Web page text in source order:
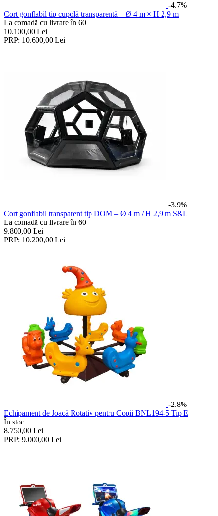
-4.7%
Cort gonflabil tip cupolă transparentă – Ø 4 m × H 2,9 m
La comadã cu livrare în 60
10.100,00 Lei
PRP: 10.600,00 Lei
-3.9%
Cort gonflabil transparent tip DOM – Ø 4 m / H 2,9 m S&L
La comadã cu livrare în 60
9.800,00 Lei
PRP: 10.200,00 Lei
-2.8%
Echipament de Joacă Rotativ pentru Copii BNL194-5 Tip E
În stoc
8.750,00 Lei
PRP: 9.000,00 Lei